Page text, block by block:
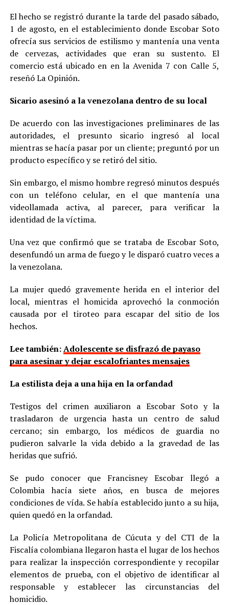
El hecho se registró durante la tarde del pasado sábado,
1 de agosto, en el establecimiento donde Escobar Soto
ofrecía sus servicios de estilismo y mantenía una venta
de cervezas, actividades que eran su sustento. El
comercio está ubicado en en la Avenida 7 con Calle 5,
reseñó La Opinión.
Sicario asesinó a la venezolana dentro de su local
De acuerdo con las investigaciones preliminares de las
autoridades, el presunto sicario ingresó al local
mientras se hacía pasar por un cliente; preguntó por un
producto específico y se retiró del sitio.
Sin embargo, el mismo hombre regresó minutos después
con un teléfono celular, en el que mantenía una
videollamada activa, al parecer, para verificar la
identidad de la víctima.
Una vez que confirmó que se trataba de Escobar Soto,
desenfundó un arma de fuego y le disparó cuatro veces a
la venezolana.
La mujer quedó gravemente herida en el interior del
local, mientras el homicida aprovechó la conmoción
causada por el tiroteo para escapar del sitio de los
hechos.
Lee también:Adolescente se disfrazó de payaso
para asesinar y dejar escalofriantes mensajes
La estilista deja a una hija en la orfandad
Testigos del crimen auxiliaron a Escobar Soto y la
trasladaron de urgencia hasta un centro de salud
cercano; sin embargo, los médicos de guardia no
pudieron salvarle la vida debido a la gravedad de las
heridas que sufrió.
Se pudo conocer que Francisney Escobar llegó a
Colombia hacía siete años, en busca de mejores
condiciones de vída. Se había establecido junto a su hija,
quien quedó en la orfandad.
La Policía Metropolitana de Cúcuta y del CTI de la
Fiscalía colombiana llegaron hasta el lugar de los hechos
para realizar la inspección correspondiente y recopilar
elementos de prueba, con el objetivo de identificar al
responsable y establecer las circunstancias del
homicidio.